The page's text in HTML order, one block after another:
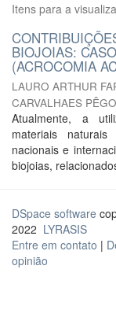
Itens para a
BIOJOIAS:
(ACROCOMIA
LAURO ARTHUR
CARVALHAES PÊGO
Atualmente, a
materiais
nacionais e
biojoias,
DSpace software
2022 LYRASIS
Entre em contato |
opinião